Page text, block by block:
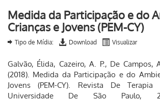
Medida da Participação e do
Crianças e Jovens (PEM-CY)
Tipo de Mídia: Download Visualizar
Galvão, Élida, Cazeiro, A. P., De Campos,
(2018). Medida da Participação e do
Jovens (PEM-CY). Revista De Terapia
Universidade De São Paulo,